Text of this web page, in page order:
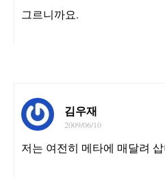
그르니까요.
김우재
2009/06/10
저는 여전히 메타에 매달려